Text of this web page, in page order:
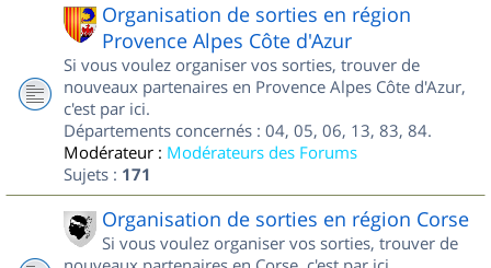
Organisation de sorties en région
Provence Alpes Côte d'Azur
Si vous voulez organiser vos sorties, trouver de
nouveaux partenaires en Provence Alpes Côte d'Azur,
c'est par ici.
Départements concernés : 04, 05, 06, 13, 83, 84.
Modérateur : Modérateurs des Forums
Sujets : 171
Organisation de sorties en région Corse
Si vous voulez organiser vos sorties, trouver de